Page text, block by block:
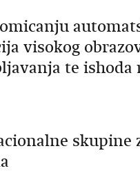
visokog
te ishoda
skupine